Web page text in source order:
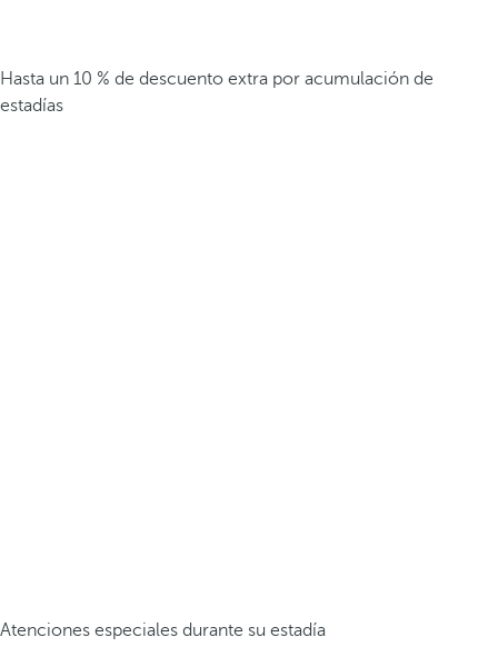
Hasta un 10 % de descuento extra por acumulación de
estadías
Atenciones especiales durante su estadía